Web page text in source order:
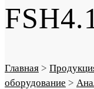
Главная >
оборудование >